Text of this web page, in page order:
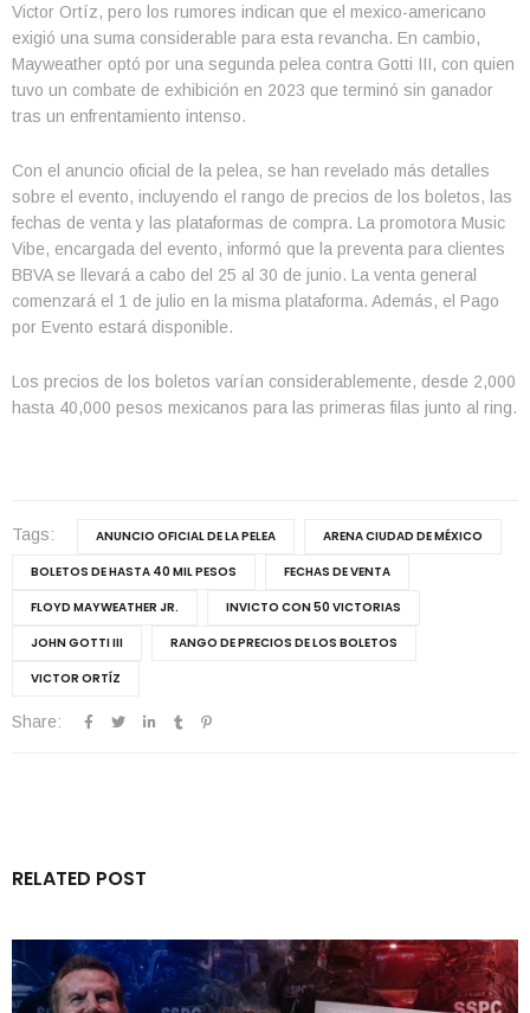
Victor Ortíz, pero los rumores indican que el mexico-americano
exigió una suma considerable para esta revancha. En cambio,
Mayweather optó por una segunda pelea contra Gotti III, con quien
tuvo un combate de exhibición en 2023 que terminó sin ganador
tras un enfrentamiento intenso.
Con el anuncio oficial de la pelea, se han revelado más detalles
sobre el evento, incluyendo el rango de precios de los boletos, las
fechas de venta y las plataformas de compra. La promotora Music
Vibe, encargada del evento, informó que la preventa para clientes
BBVA se llevará a cabo del 25 al 30 de junio. La venta general
comenzará el 1 de julio en la misma plataforma. Además, el Pago
por Evento estará disponible.
Los precios de los boletos varían considerablemente, desde 2,000
hasta 40,000 pesos mexicanos para las primeras filas junto al ring.
Tags: ANUNCIO OFICIAL DE LA PELEA
ARENA CIUDAD DE MÉXICO
BOLETOS DE HASTA 40 MIL PESOS
FECHAS DE VENTA
FLOYD MAYWEATHER JR.
INVICTO CON 50 VICTORIAS
JOHN GOTTI III
RANGO DE PRECIOS DE LOS BOLETOS
VICTOR ORTÍZ
Share:
RELATED POST